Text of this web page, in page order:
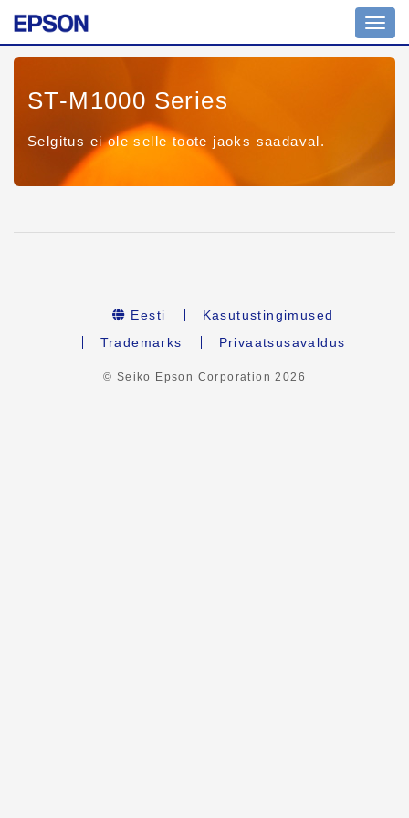
ST-M1000 Series
Selgitus ei ole selle toote jaoks saadaval.
Eesti
Kasutustingimused
Trademarks
Privaatsusavaldus
© Seiko Epson Corporation2026